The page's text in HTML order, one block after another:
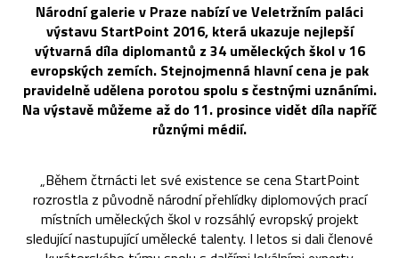
Národní galerie v Praze nabízí ve Veletržním paláci
výstavu StartPoint 2016, která ukazuje nejlepší
výtvarná díla diplomantů z 34 uměleckých škol v 16
evropských zemích. Stejnojmenná hlavní cena je pak
pravidelně udělena porotou spolu s čestnými uznáními.
Na výstavě můžeme až do 11. prosince vidět díla napříč
různými médií.
„Během čtrnácti let své existence se cena StartPoint
rozrostla z původně národní přehlídky diplomových prací
místních uměleckých škol v rozsáhlý evropský projekt
sledující nastupující umělecké talenty. I letos si dali členové